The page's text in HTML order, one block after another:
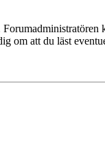
om att du läst